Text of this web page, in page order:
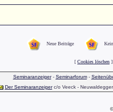
Neue Beiträge
[ Cookies löschen
Seminaranzeiger- Seminarforum-
Der Seminaranzeigerc/o Veeck -